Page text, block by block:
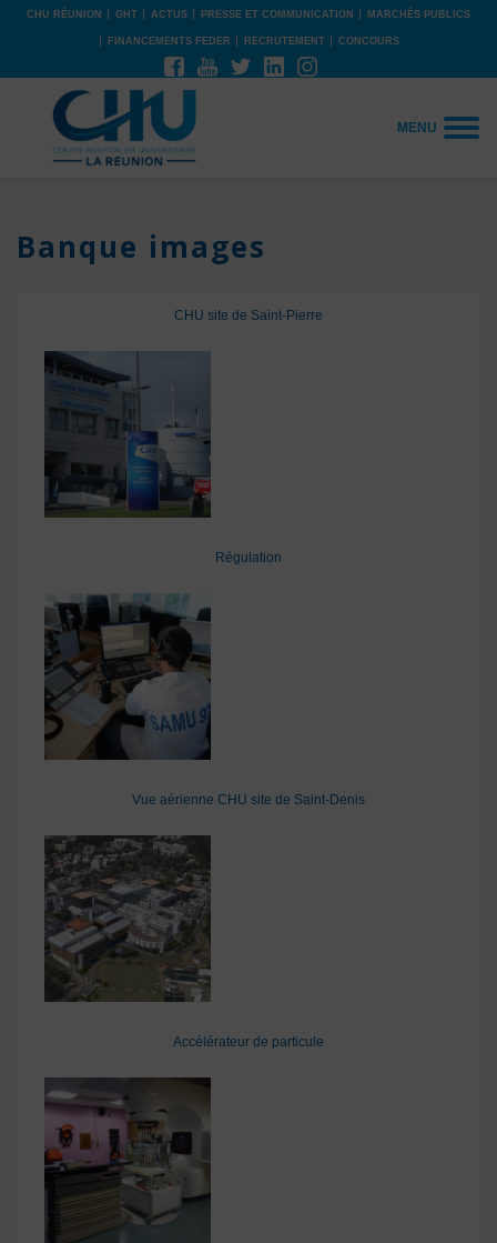
CHU RÉUNION GHT ACTUS PRESSE ET COMMUNICATION MARCHÉS PUBLICS
FINANCEMENTS FEDER RECRUTEMENT CONCOURS
MENU
Banque images
CHU site de Saint-Pierre
Régulation
Vue aérienne CHU site de Saint-Denis
Accélérateur de particule